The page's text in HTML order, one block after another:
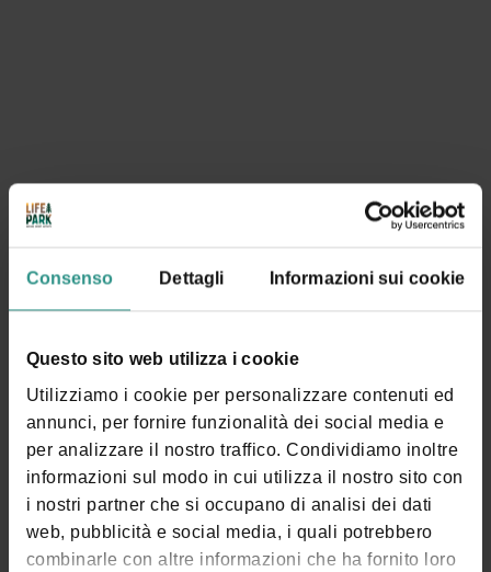
Consenso Dettagli Informazioni sui cookie
Questo sito web utilizza i cookie
Utilizziamo i cookie per personalizzare contenuti ed
annunci, per fornire funzionalità dei social media e
per analizzare il nostro traffico. Condividiamo inoltre
informazioni sul modo in cui utilizza il nostro sito con
i nostri partner che si occupano di analisi dei dati
web, pubblicità e social media, i quali potrebbero
combinarle con altre informazioni che ha fornito loro